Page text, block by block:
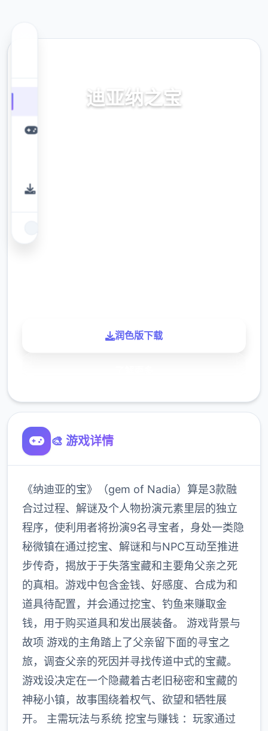
迪亚纳之宝
润色版下载
🎨 游戏详情
《纳迪亚的宝》（gem of Nadia）算是3款融
合过过程、解谜及个人物扮演元素里层的独立
程序，使利用者将扮演9名寻宝者，身处一类隐
秘微镇在通过挖宝、解谜和与NPC互动至推进
步传奇，揭放于于失落宝藏和主要角父亲之死
的真相。游戏中包含金钱、好感度、合成为和
道具待配置，并会通过挖宝、钓鱼来赚取金
钱，用于购买道具和发出展装备。 游戏背景与
故项 游戏的主角踏上了父亲留下面的寻宝之
旅，调查父亲的死因并寻找传道中式的宝藏。
游戏设决定在一个隐藏着古老旧秘密和宝藏的
神秘小镇，故事围绕着权气、欲望和牺牲展
开。 主需玩法与系统 挖宝与赚钱 ：玩家通过